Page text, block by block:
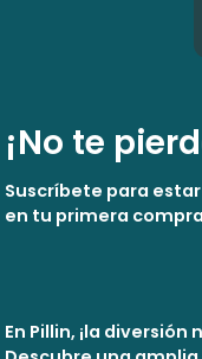
¡No te
Suscríbete para
en tu primera compra
En Pillin, ¡la diversión